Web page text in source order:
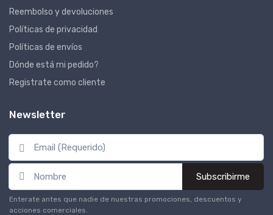
Reembolso y devoluciones
Políticas de privacidad
Políticas de envíos
Dónde está mi pedido?
Registrate como cliente
Newsletter
Subscribirme
Enterate antes que nadie de nuestras promociones, descuentos y
acciones comerciales.